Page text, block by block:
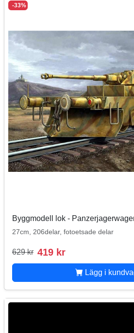
-33%
Byggmodell lok -
27cm, 206delar, fotoetsade delar
629 kr 419 kr
Lägg i